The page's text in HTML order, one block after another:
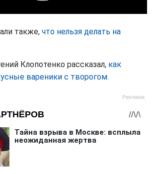
также, что нельзя делать на
Клопотенко рассказал, как
вареники с творогом.